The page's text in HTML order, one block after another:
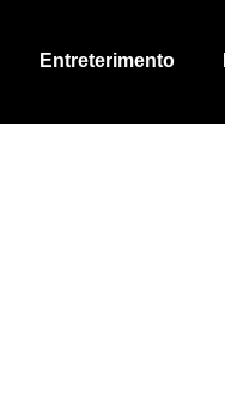
Entreterimento